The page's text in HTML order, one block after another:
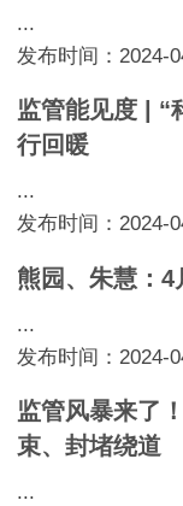
...
发布时间：2024-
监管能见度 | “
行回暖
...
发布时间：2024-
熊园、朱慧：
...
发布时间：2024-
监管风暴来了
束、封堵绕道
...